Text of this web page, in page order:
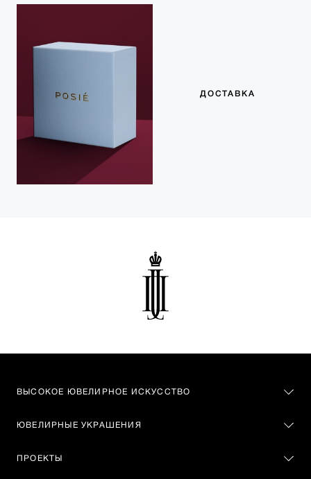
ДОСТАВКА
ВЫСОКОЕ ЮВЕЛИРНОЕ ИСКУССТВО
ЮВЕЛИРНЫЕ УКРАШЕНИЯ
ПРОЕКТЫ